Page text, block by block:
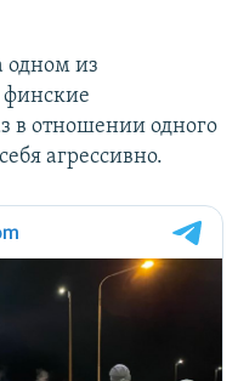
одном из
финские
в отношении одного
агрессивно.